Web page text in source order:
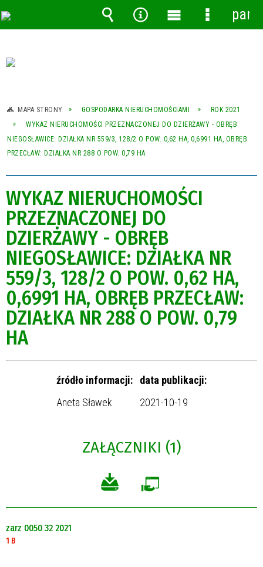
MAPA STRONY GOSPODARKA NIERUCHOMOŚCIAMI
ROK 2021
WYKAZ NIERUCHOMOŚCI PRZEZNACZONEJ DO DZIERŻAWY - OBRĘB
NIEGOSŁAWICE: DZIAŁKA NR 559/3, 128/2 O POW. 0,62 HA, 0,6991 HA, OBRĘB
PRZECŁAW: DZIAŁKA NR 288 O POW. 0,79 HA
WYKAZ NIERUCHOMOŚCI
PRZEZNACZONEJ DO
DZIERŻAWY - OBRĘB
NIEGOSŁAWICE: DZIAŁKA NR
559/3, 128/2 O POW. 0,62 HA,
0,6991 HA, OBRĘB PRZECŁAW:
DZIAŁKA NR 288 O POW. 0,79
HA
źródło informacji:
data publikacji:
Aneta Sławek
2021-10-19
ZAŁĄCZNIKI (1)
zarz 0050 32 2021
1 B
Wyszukiwarka
Narzędzia
MenuMenu